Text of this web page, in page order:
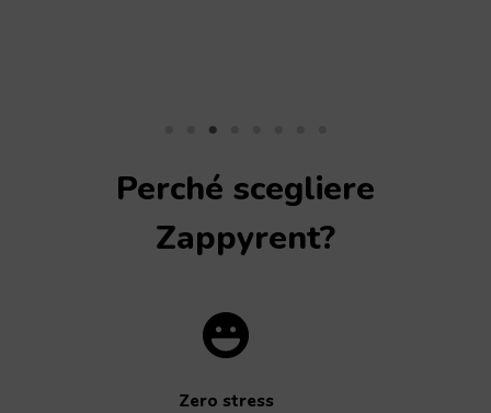
Perché scegliere
Zappyrent?
Zero stress